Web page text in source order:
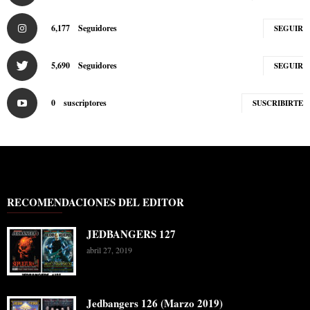
6,177 Seguidores SEGUIR
5,690 Seguidores SEGUIR
0 suscriptores SUSCRIBIRTE
RECOMENDACIONES DEL EDITOR
JEDBANGERS 127
abril 27, 2019
Jedbangers 126 (Marzo 2019)